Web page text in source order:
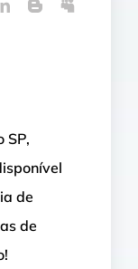
SP,
de
de